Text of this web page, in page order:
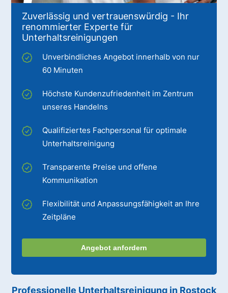
Zuverlässig und vertrauenswürdig - Ihr
renommierter Experte für
Unterhaltsreinigungen
Unverbindliches Angebot innerhalb von nur
60 Minuten
Höchste Kundenzufriedenheit im Zentrum
unseres Handelns
Qualifiziertes Fachpersonal für optimale
Unterhaltsreinigung
Transparente Preise und offene
Kommunikation
Flexibilität und Anpassungsfähigkeit an Ihre
Zeitpläne
Angebot anfordern
Professionelle Unterhaltsreinigung in Rostock